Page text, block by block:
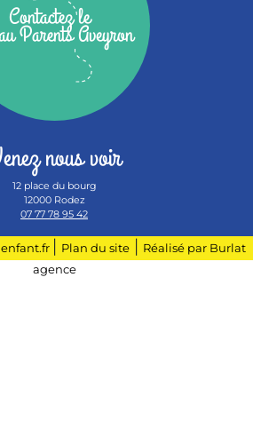
Contactez le
Parents Aveyron
nous voir
12 place du bourg
12000 Rodez
07 77 78 95 42
Plan du site|
Réalisé par Burlat
agence